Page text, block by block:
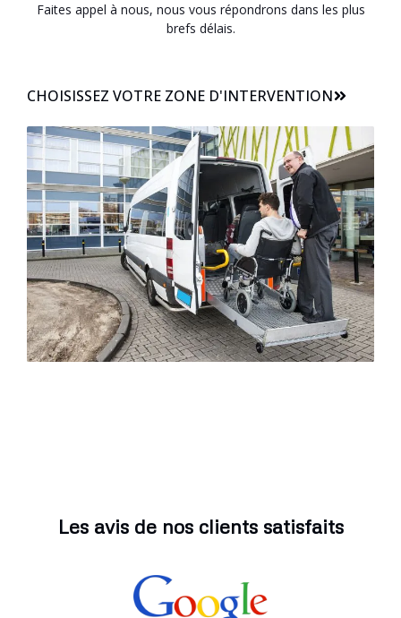
Faites appel à nous, nous vous répondrons dans les plus
brefs délais.
CHOISISSEZ VOTRE ZONE D'INTERVENTION
Les avis de nos clients satisfaits